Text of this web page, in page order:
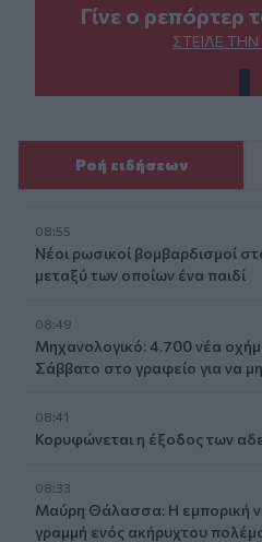
Γίνε ο ρεπόρτερ
ΣΤΕΊΛΕ ΤΗΝ
Ροή ειδήσεων
08:55
Νέοι ρωσικοί βομβαρδισμοί
μεταξύ των οποίων ένα παιδί
08:49
Μηχανολογικό: 4.700 νέα
Σάββατο στο γραφείο για να
08:41
Κορυφώνεται η έξοδος των
08:33
Μαύρη Θάλασσα: Η εμπορική
γραμμή ενός ακήρυχτου